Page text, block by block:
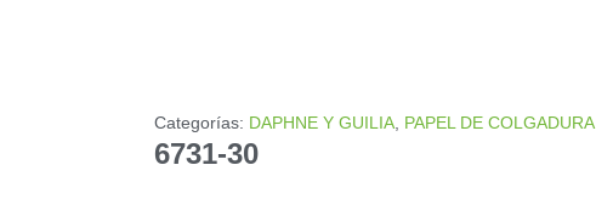
Categorías: DAPHNE Y GUILIA PAPEL DE COLGADURA
6731-30